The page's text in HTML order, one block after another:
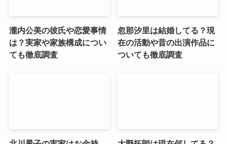
瀧内公美の彼氏や恋愛事情
は？実家や家族構成につい
ても徹底調査
忽那汐里は結婚してる？現
在の活動や昔の出演作品に
ついても徹底調査